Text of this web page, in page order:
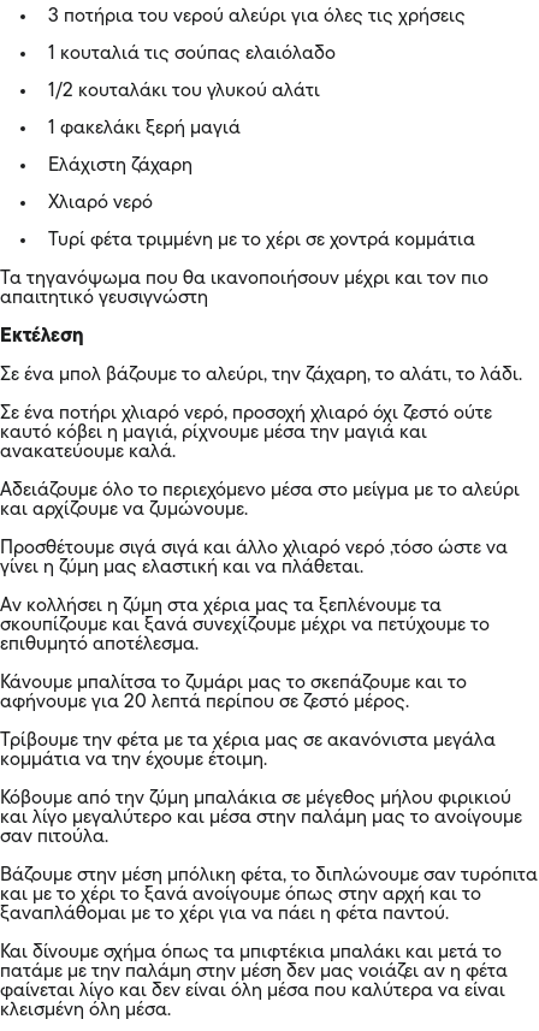
3 ποτήρια του νερού αλεύρι για όλες τις χρήσεις
1 κουταλιά τις σούπας ελαιόλαδο
1/2 κουταλάκι του γλυκού αλάτι
1 φακελάκι ξερή μαγιά
Ελάχιστη ζάχαρη
Χλιαρό νερό
Τυρί φέτα τριμμένη με το χέρι σε χοντρά κομμάτια
Τα τηγανόψωμα που θα ικανοποιήσουν μέχρι και τον πιο
απαιτητικό γευσιγνώστη
Εκτέλεση
Σε ένα μπολ βάζουμε το αλεύρι, την ζάχαρη, το αλάτι, το λάδι.
Σε ένα ποτήρι χλιαρό νερό, προσοχή χλιαρό όχι ζεστό ούτε
καυτό κόβει η μαγιά, ρίχνουμε μέσα την μαγιά και
ανακατεύουμε καλά.
Αδειάζουμε όλο το περιεχόμενο μέσα στο μείγμα με το αλεύρι
και αρχίζουμε να ζυμώνουμε.
Προσθέτουμε σιγά σιγά και άλλο χλιαρό νερό ,τόσο ώστε να
γίνει η ζύμη μας ελαστική και να πλάθεται.
Αν κολλήσει η ζύμη στα χέρια μας τα ξεπλένουμε τα
σκουπίζουμε και ξανά συνεχίζουμε μέχρι να πετύχουμε το
επιθυμητό αποτέλεσμα.
Κάνουμε μπαλίτσα το ζυμάρι μας το σκεπάζουμε και το
αφήνουμε για 20 λεπτά περίπου σε ζεστό μέρος.
Τρίβουμε την φέτα με τα χέρια μας σε ακανόνιστα μεγάλα
κομμάτια να την έχουμε έτοιμη.
Κόβουμε από την ζύμη μπαλάκια σε μέγεθος μήλου φιρικιού
και λίγο μεγαλύτερο και μέσα στην παλάμη μας το ανοίγουμε
σαν πιτούλα.
Βάζουμε στην μέση μπόλικη φέτα, το διπλώνουμε σαν τυρόπιτα
και με το χέρι το ξανά ανοίγουμε όπως στην αρχή και το
ξαναπλάθομαι με το χέρι για να πάει η φέτα παντού.
Και δίνουμε σχήμα όπως τα μπιφτέκια μπαλάκι και μετά το
πατάμε με την παλάμη στην μέση δεν μας νοιάζει αν η φέτα
φαίνεται λίγο και δεν είναι όλη μέσα που καλύτερα να είναι
κλεισμένη όλη μέσα.